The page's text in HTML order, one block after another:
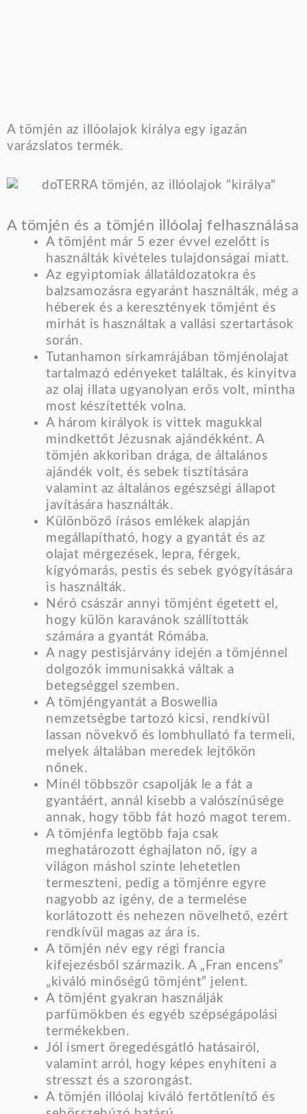
A tömjén az illóolajok királya egy igazán
varázslatos termék.
A tömjén és a tömjén illóolaj felhasználása
A tömjént már 5 ezer évvel ezelőtt is
használták kivételes tulajdonságai miatt.
Az egyiptomiak állatáldozatokra és
balzsamozásra egyaránt használták, még a
héberek és a keresztények tömjént és
mirhát is használtak a vallási szertartások
során.
Tutanhamon sírkamrájában tömjénolajat
tartalmazó edényeket találtak, és kinyitva
az olaj illata ugyanolyan erős volt, mintha
most készítették volna.
A három királyok is vittek magukkal
mindkettőt Jézusnak ajándékként. A
tömjén akkoriban drága, de általános
ajándék volt, és sebek tisztítására
valamint az általános egészségi állapot
javítására használták.
Különböző írásos emlékek alapján
megállapítható, hogy a gyantát és az
olajat mérgezések, lepra, férgek,
kígyómarás, pestis és sebek gyógyítására
is használták.
Néró császár annyi tömjént égetett el,
hogy külön karavánok szállították
számára a gyantát Rómába.
A nagy pestisjárvány idején a tömjénnel
dolgozók immunisakká váltak a
betegséggel szemben.
A tömjéngyantát a Boswellia
nemzetségbe tartozó kicsi, rendkívül
lassan növekvő és lombhullató fa termeli,
melyek általában meredek lejtőkön
nőnek.
Minél többször csapolják le a fát a
gyantáért, annál kisebb a valószínűsége
annak, hogy több fát hozó magot terem.
A tömjénfa legtöbb faja csak
meghatározott éghajlaton nő, így a
világon máshol szinte lehetetlen
termeszteni, pedig a tömjénre egyre
nagyobb az igény, de a termelése
korlátozott és nehezen növelhető, ezért
rendkívül magas az ára is.
A tömjén név egy régi francia
kifejezésből származik. A „Fran encens”
„kiváló minőségű tömjént” jelent.
A tömjént gyakran használják
parfümökben és egyéb szépségápolási
termékekben.
Jól ismert öregedésgátló hatásairól,
valamint arról, hogy képes enyhíteni a
stresszt és a szorongást.
A tömjén illóolaj kiváló fertőtlenítő és